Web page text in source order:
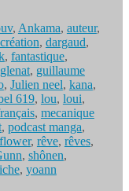
, Ankama, auteur,
création, dargaud,
, fantastique,
glenat, guillaume
, Julien neel, kana,
619, lou, loui,
, mecanique
, podcast manga,
, rêve, rêves,
, shônen,
, yoann